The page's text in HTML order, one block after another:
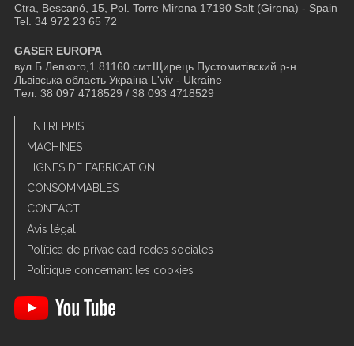
Ctra, Bescanó, 15, Pol. Torre Mirona 17190 Salt (Girona) - Spain
Tel. 34 972 23 65 72
GASER EUROPA
вул.Б.Лепкого,1 81160 смт.Щирець Пустомитівский р-н
Львівська область Украіна L'viv - Ukraine
Tел. 38 097 4718529 / 38 093 4718529
ENTREPRISE
MACHINES
LIGNES DE FABRICATION
CONSOMMABLES
CONTACT
Avis légal
Política de privacidad redes sociales
Politique concernant les cookies